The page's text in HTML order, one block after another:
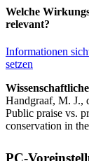
Welche
relevant?
Informationen
setzen
Handgraaf, M. J.,
Public praise vs.
conservation in
PC-